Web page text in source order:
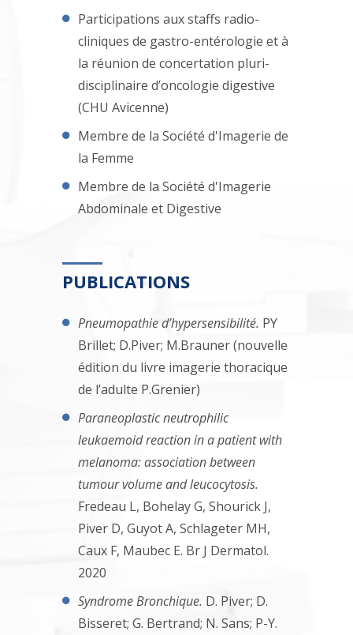
Participations aux staffs radio-
cliniques de gastro-entérologie et à
la réunion de concertation pluri-
disciplinaire d’oncologie digestive
(CHU Avicenne)
Membre de la Société d'Imagerie de
la Femme
Membre de la Société d'Imagerie
Abdominale et Digestive
PUBLICATIONS
Pneumopathie d’hypersensibilité. PY
Brillet; D.Piver; M.Brauner (nouvelle
édition du livre imagerie thoracique
de l’adulte P.Grenier)
Paraneoplastic neutrophilic
leukaemoid reaction in a patient with
melanoma: association between
tumour volume and leucocytosis.
Fredeau L, Bohelay G, Shourick J,
Piver D, Guyot A, Schlageter MH,
Caux F, Maubec E. Br J Dermatol.
2020
Syndrome Bronchique. D. Piver; D.
Bisseret; G. Bertrand; N. Sans; P-Y.